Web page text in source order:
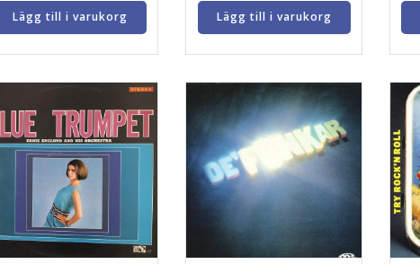
Lägg till i varukorg Lägg till i varukorg